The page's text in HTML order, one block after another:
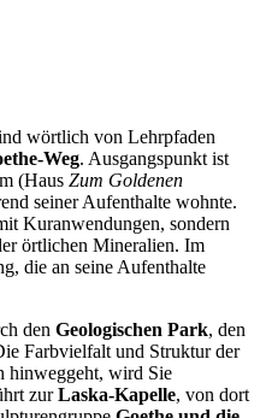
wörtlich von Lehrpfaden
Weg. Ausgangspunkt ist
(Haus Zum Goldenen
seiner Aufenthalte wohnte.
Kuranwendungen, sondern
örtlichen Mineralien. Im
die an seine Aufenthalte
den Geologischen Park, den
Farbvielfalt und Struktur der
hinweggeht, wird Sie
zurLaska-Kapelle, von dort